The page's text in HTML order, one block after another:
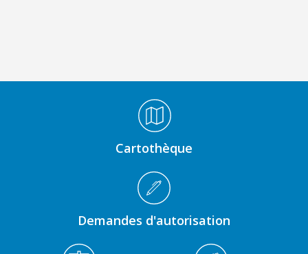
Cartothèque
Demandes d'autorisation